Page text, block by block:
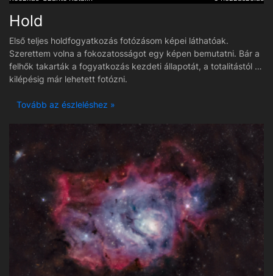
Hold
Első teljes holdfogyatkozás fotózásom képei láthatóak.
Szerettem volna a fokozatosságot egy képen bemutatni. Bár a
felhők takarták a fogyatkozás kezdeti állapotát, a totalitástól a
kilépésig már lehetett fotózni.
Tovább az észleléshez »